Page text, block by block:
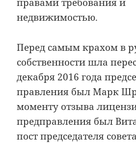
правами требования и
недвижимостью.
Перед самым крахом в
собственности шла
декабря 2016 года
правления был Марк
моменту отзыва
предправления был
пост председателя